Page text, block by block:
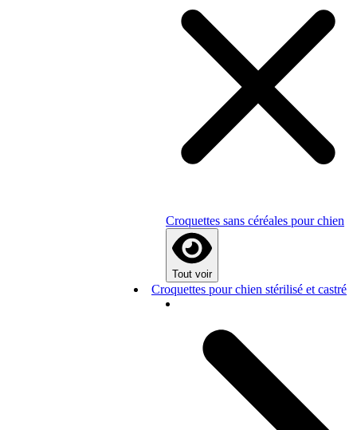
Croquettes sans céréales pour chien
Tout voir
Croquettes pour chien stérilisé et castré